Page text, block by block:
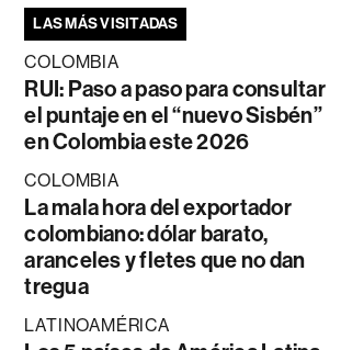
LAS MÁS VISITADAS
COLOMBIA
RUI: Paso a paso para consultar
el puntaje en el “nuevo Sisbén”
en Colombia este 2026
COLOMBIA
La mala hora del exportador
colombiano: dólar barato,
aranceles y fletes que no dan
tregua
LATINOAMÉRICA